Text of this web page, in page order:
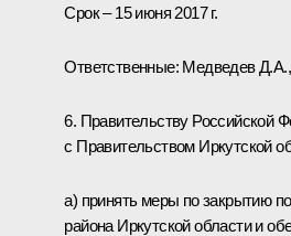
Срок – 15 июня 2017 г.
Ответственные: Медведев
6. Правительству Российской
с Правительством Иркутской
а) принять меры по закрытию
района Иркутской области и